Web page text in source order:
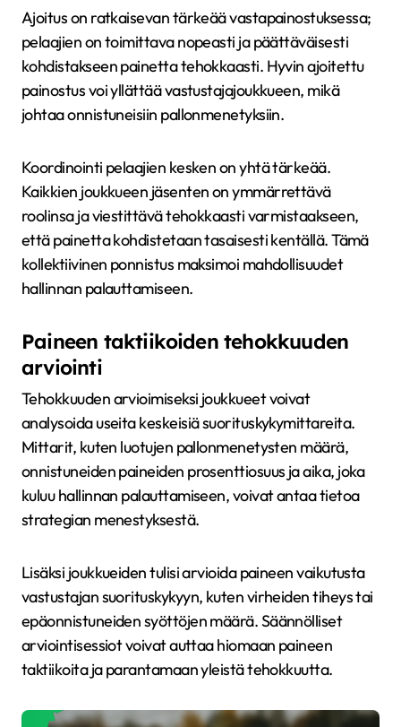
Ajoitus on ratkaisevan tärkeää vastapainostuksessa;
pelaajien on toimittava nopeasti ja päättäväisesti
kohdistakseen painetta tehokkaasti. Hyvin ajoitettu
painostus voi yllättää vastustajajoukkueen, mikä
johtaa onnistuneisiin pallonmenetyksiin.
Koordinointi pelaajien kesken on yhtä tärkeää.
Kaikkien joukkueen jäsenten on ymmärrettävä
roolinsa ja viestittävä tehokkaasti varmistaakseen,
että painetta kohdistetaan tasaisesti kentällä. Tämä
kollektiivinen ponnistus maksimoi mahdollisuudet
hallinnan palauttamiseen.
Paineen taktiikoiden tehokkuuden
arviointi
Tehokkuuden arvioimiseksi joukkueet voivat
analysoida useita keskeisiä suorituskykymittareita.
Mittarit, kuten luotujen pallonmenetysten määrä,
onnistuneiden paineiden prosenttiosuus ja aika, joka
kuluu hallinnan palauttamiseen, voivat antaa tietoa
strategian menestyksestä.
Lisäksi joukkueiden tulisi arvioida paineen vaikutusta
vastustajan suorituskykyyn, kuten virheiden tiheys tai
epäonnistuneiden syöttöjen määrä. Säännölliset
arviointisessiot voivat auttaa hiomaan paineen
taktiikoita ja parantamaan yleistä tehokkuutta.